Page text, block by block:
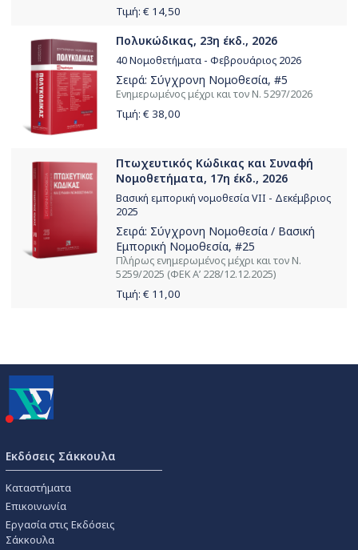
Τιμή: € 14,50
Πολυκώδικας, 23η έκδ., 2026
40 Νομοθετήματα - Φεβρουάριος 2026
Σειρά: Σύγχρονη Νομοθεσία, #5
Ενημερωμένος μέχρι και τον Ν. 5297/2026
Τιμή: € 38,00
Πτωχευτικός Κώδικας και Συναφή
Νομοθετήματα, 17η έκδ., 2026
Βασική εμπορική νομοθεσία VII - Δεκέμβριος
2025
Σειρά: Σύγχρονη Νομοθεσία / Βασική
Εμπορική Νομοθεσία, #25
Πλήρως ενημερωμένος μέχρι και τον Ν.
5259/2025 (ΦΕΚ Α’ 228/12.12.2025)
Τιμή: € 11,00
Εκδόσεις Σάκκουλα
Καταστήματα
Επικοινωνία
Εργασία στις Εκδόσεις
Σάκκουλα